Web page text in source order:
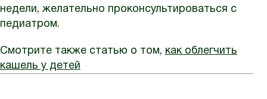
недели, желательно проконсультироваться с
педиатром.
Смотрите также статью о том, как облегчить
кашель у детей